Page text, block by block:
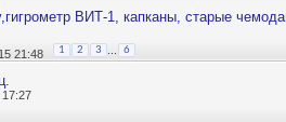
ВИТ-1, капканы, старые
21:48 1 2 3 ... 6
17:27